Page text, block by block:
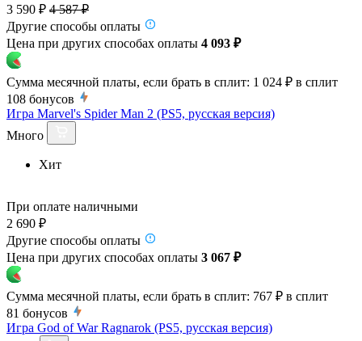
3 590 ₽ 4 587 ₽
Другие способы оплаты
Цена при других способах оплаты 4 093 ₽
Сумма месячной платы, если брать в сплит: 1 024 ₽ в сплит
108 бонусов
Игра Marvel's Spider Man 2 (PS5, русская версия)
Много
Хит
При оплате наличными
2 690 ₽
Другие способы оплаты
Цена при других способах оплаты 3 067 ₽
Сумма месячной платы, если брать в сплит: 767 ₽ в сплит
81 бонусов
Игра God of War Ragnarok (PS5, русская версия)